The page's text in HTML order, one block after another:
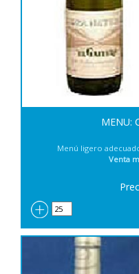
MENU:
Menú ligero
Venta